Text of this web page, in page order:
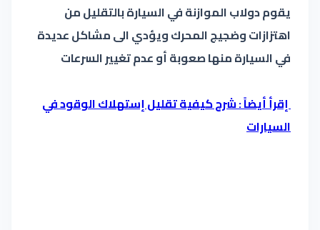
يقوم دولاب الموازنة في السيارة بالتقليل من
اهتزازات وضجيج المحرك ويؤدي الى مشاكل عديدة
في السيارة منها صعوبة أو عدم تغيير السرعات
إقرأ أيضاً : شرح كيفية تقليل إستهلاك الوقود في
السيارات